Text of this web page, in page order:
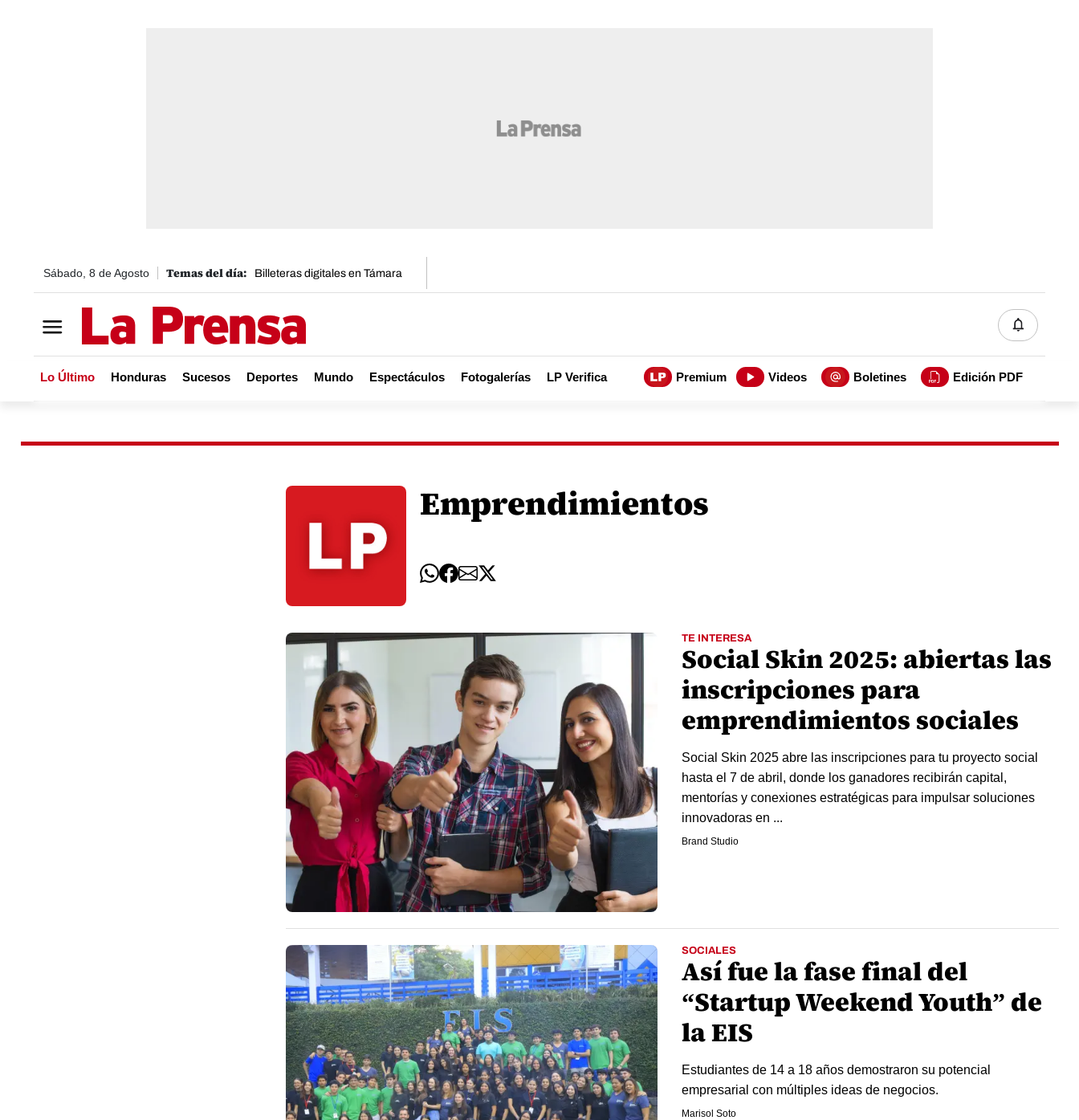
Sábado, 8 de Agosto Billeteras digitales en Támara
Lo Último Honduras Sucesos Deportes Mundo Espectáculos Fotogalerías LP Verifica Premium Videos Boletines Edición PDF
Emprendimientos
TE INTERESA
Social Skin 2025: abiertas las
inscripciones para
emprendimientos sociales
Social Skin 2025 abre las inscripciones para tu proyecto social
hasta el 7 de abril, donde los ganadores recibirán capital,
mentorías y conexiones estratégicas para impulsar soluciones
innovadoras en ...
Brand Studio
SOCIALES
Así fue la fase final del
“Startup Weekend Youth” de
la EIS
Estudiantes de 14 a 18 años demostraron su potencial
empresarial con múltiples ideas de negocios.
Marisol Soto